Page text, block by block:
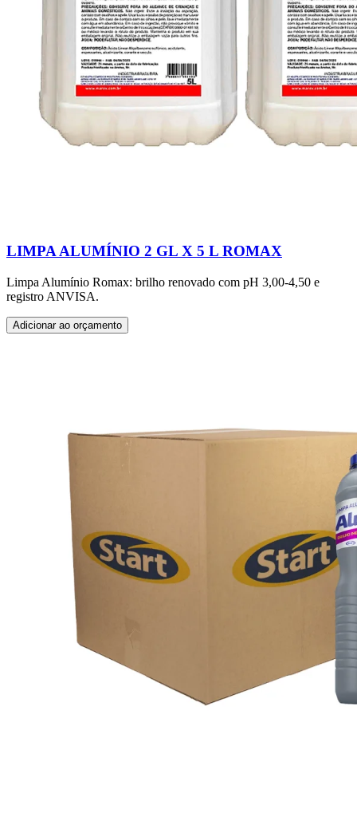
LIMPA ALUMÍNIO 2 GL X 5 L ROMAX
Limpa Alumínio Romax: brilho renovado com pH 3,00-4,50 e
registro ANVISA.
Adicionar ao orçamento